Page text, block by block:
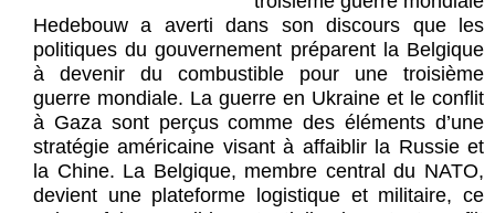
Hedebouw a averti dans son discours que les
politiques du gouvernement préparent la Belgique
à devenir du combustible pour une troisième
guerre mondiale. La guerre en Ukraine et le conflit
à Gaza sont perçus comme des éléments d’une
stratégie américaine visant à affaiblir la Russie et
la Chine. La Belgique, membre central du NATO,
devient une plateforme logistique et militaire, ce